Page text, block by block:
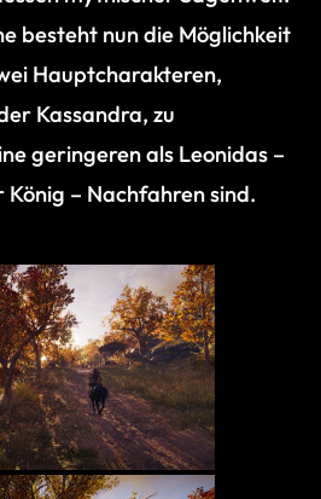
besteht nun die Möglichkeit
Hauptcharakteren,
Kassandra, zu
geringeren als Leonidas –
– Nachfahren sind.